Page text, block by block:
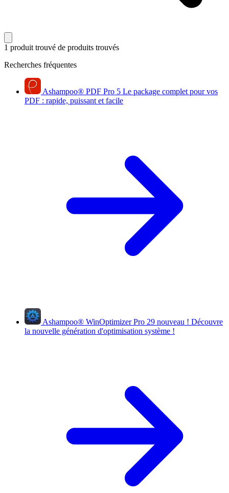
1 produit trouvé de produits trouvés
Recherches fréquentes
Ashampoo® PDF Pro 5 Le package complet pour vos
PDF : rapide, puissant et facile
Ashampoo® WinOptimizer Pro 29 nouveau ! Découvre
la nouvelle génération d'optimisation système !